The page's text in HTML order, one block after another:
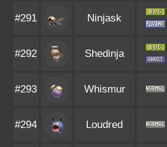
#291 Ninjask
#292 Shedinja
#293 Whismur
#294 Loudred